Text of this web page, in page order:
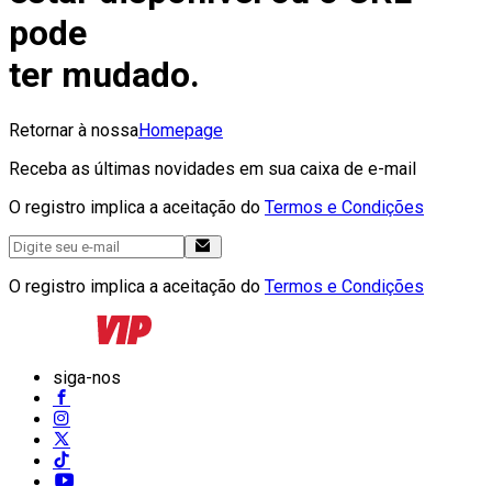
pode
ter mudado.
Retornar à nossaHomepage
Receba as últimas novidades em sua caixa de e-mail
O registro implica a aceitação do Termos e Condições
O registro implica a aceitação do Termos e Condições
siga-nos